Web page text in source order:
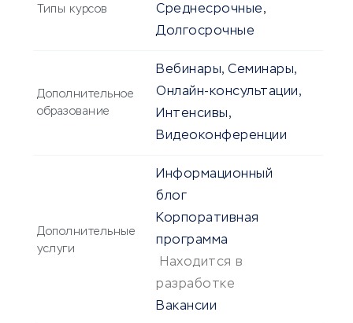
Типы курсов
Среднесрочные,
Долгосрочные
Дополнительное
образование
Вебинары, Семинары,
Онлайн-консультации,
Интенсивы,
Видеоконференции
Дополнительные
услуги
Информационный
блог
Корпоративная
программа
Находится в
разработке
Вакансии